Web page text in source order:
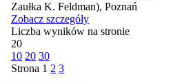
Zaułka K. Feldman), Poznań
Zobacz szczegóły
Liczba wyników na stronie
20
10 20 30
Strona 1 2 3